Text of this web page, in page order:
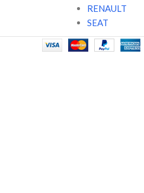
RENAULT
SEAT